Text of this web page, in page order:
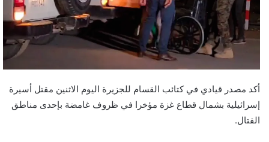
أكد مصدر قيادي في كتائب القسام للجزيرة اليوم الاثنين مقتل أسيرة
إسرائيلية بشمال قطاع غزة مؤخرا في ظروف غامضة بإحدى مناطق
القتال.